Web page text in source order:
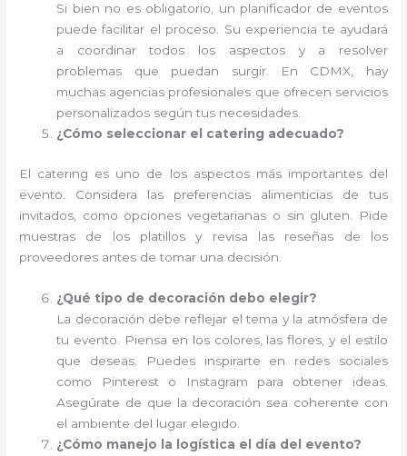
Si bien no es obligatorio, un planificador de eventos
puede facilitar el proceso. Su experiencia te ayudará
a coordinar todos los aspectos y a resolver
problemas que puedan surgir. En CDMX, hay
muchas agencias profesionales que ofrecen servicios
personalizados según tus necesidades.
¿Cómo seleccionar el catering adecuado?
El catering es uno de los aspectos más importantes del
evento. Considera las preferencias alimenticias de tus
invitados, como opciones vegetarianas o sin gluten. Pide
muestras de los platillos y revisa las reseñas de los
proveedores antes de tomar una decisión.
¿Qué tipo de decoración debo elegir?
La decoración debe reflejar el tema y la atmósfera de
tu evento. Piensa en los colores, las flores, y el estilo
que deseas. Puedes inspirarte en redes sociales
como Pinterest o Instagram para obtener ideas.
Asegúrate de que la decoración sea coherente con
el ambiente del lugar elegido.
¿Cómo manejo la logística el día del evento?